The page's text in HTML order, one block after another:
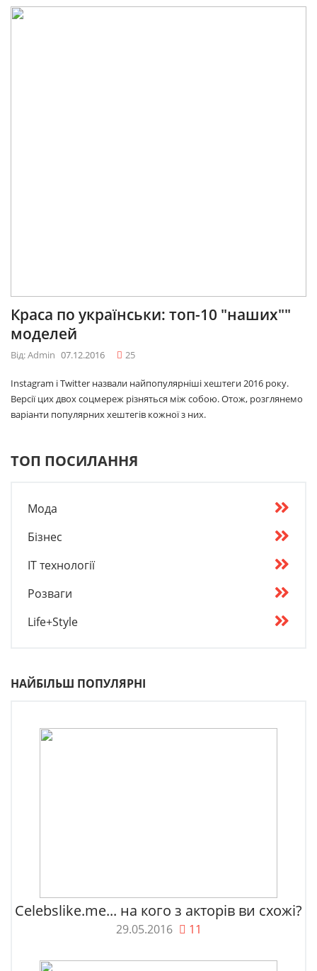
Краса по українськи: топ-10 "наших""
моделей
Від: Admin 07.12.2016 25
Instagram і Twitter назвали найпопулярніші хештеги 2016 року.
Версії цих двох соцмереж різняться між собою. Отож, розглянемо
варіанти популярних хештегів кожної з них.
ТОП ПОСИЛАННЯ
Мода
Бізнес
IT технології
Розваги
Life+Style
НАЙБІЛЬШ ПОПУЛЯРНІ
Celebslike.me... на кого з акторів ви схожі?
29.05.2016 11